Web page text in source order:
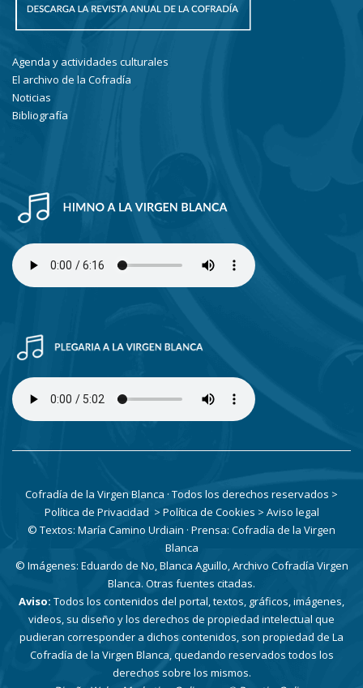
Agenda y actividades culturales
El archivo de la Cofradía
Noticias
Bibliografía
Cofradía de la Virgen Blanca · Todos los derechos reservados >
Política de Privacidad > Política de Cookies > Aviso legal
© Textos: María Camino Urdiain · Prensa: Cofradía de la Virgen
Blanca
© Imágenes: Eduardo de No, Blanca Aguillo, Archivo Cofradía Virgen
Blanca. Otras fuentes citadas.
Aviso: Todos los contenidos del portal, textos, gráficos, imágenes,
videos, su diseño y los derechos de propiedad intelectual que
pudieran corresponder a dichos contenidos, son propiedad de La
Cofradía de la Virgen Blanca, quedando reservados todos los
derechos sobre los mismos.